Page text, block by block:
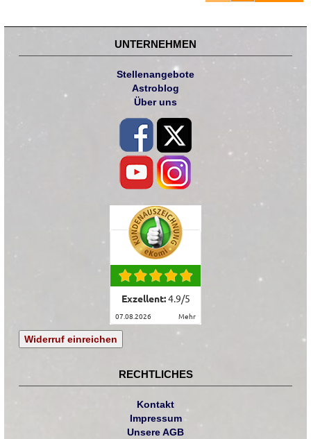
UNTERNEHMEN
Stellenangebote
Astroblog
Über uns
Exzellent:4.9/5
07.08.2026 mehr
Widerruf einreichen
RECHTLICHES
Kontakt
Impressum
Unsere AGB